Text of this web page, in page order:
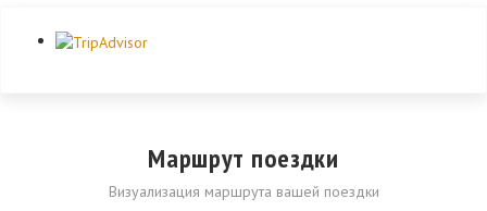
Маршрут поездки
Визуализация маршрута вашей поездки